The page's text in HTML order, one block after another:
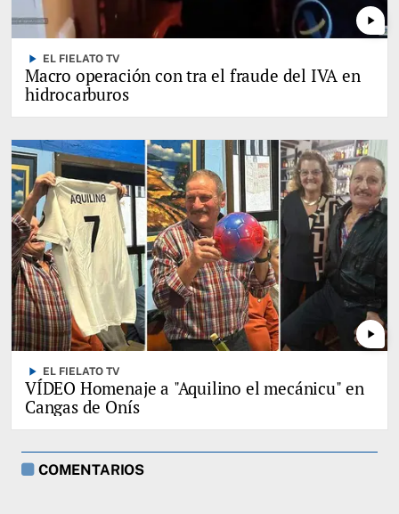
play_arrow
play_arrow EL FIELATO TV
Macro operación con tra el fraude del IVA en
hidrocarburos
play_arrow
play_arrow EL FIELATO TV
VÍDEO Homenaje a "Aquilino el mecánicu" en
Cangas de Onís
COMENTARIOS